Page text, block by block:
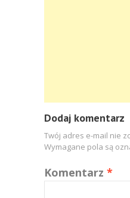
Dodaj komentarz
Twój adres e-mail nie
Wymagane pola są
Komentarz *